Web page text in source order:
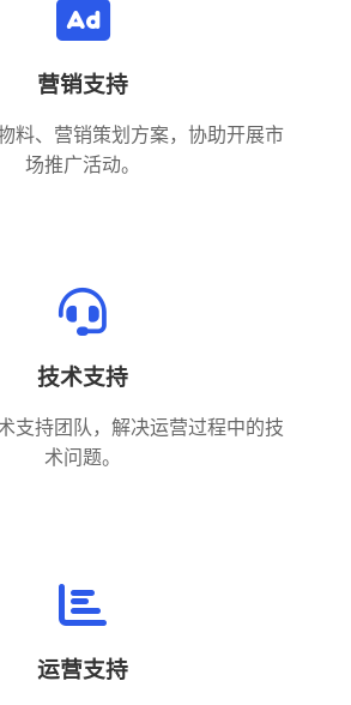
营销支持
料、营销策划方案，协助开展市
场推广活动。
技术支持
支持团队，解决运营过程中的技
术问题。
运营支持